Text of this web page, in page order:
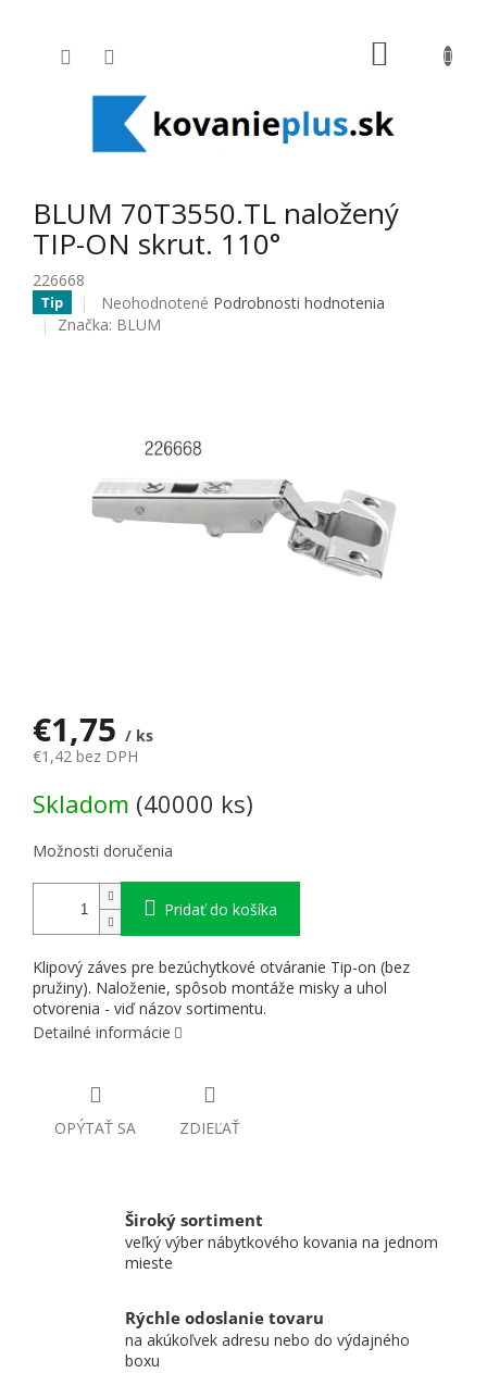
BLUM 70T3550.TL naložený
TIP-ON skrut. 110°
226668
Tip Priemerné hodnotenie produktu je 0,0 z 5 hviezdičiek.
Neohodnotené Podrobnosti hodnotenia
Značka: BLUM
€1,75 / ks
€1,42 bez DPH
Skladom (40000 ks)
Možnosti doručenia
Pridať do košíka
Klipový záves pre bezúchytkové otváranie Tip-on (bez
pružiny). Naloženie, spôsob montáže misky a uhol
otvorenia - viď názov sortimentu.
Detailné informácie
OPÝTAŤ SA ZDIEĽAŤ
Široký sortiment
veľký výber nábytkového kovania na jednom
mieste
Rýchle odoslanie tovaru
na akúkoľvek adresu nebo do výdajného
boxu